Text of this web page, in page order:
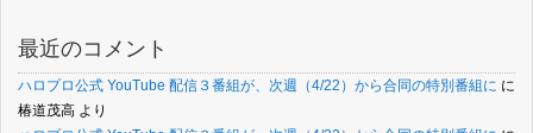
最近のコメント
ハロプロ公式 YouTube 配信３番組が、次週（4/22）から合同の特別番組に に
椿道茂高 より